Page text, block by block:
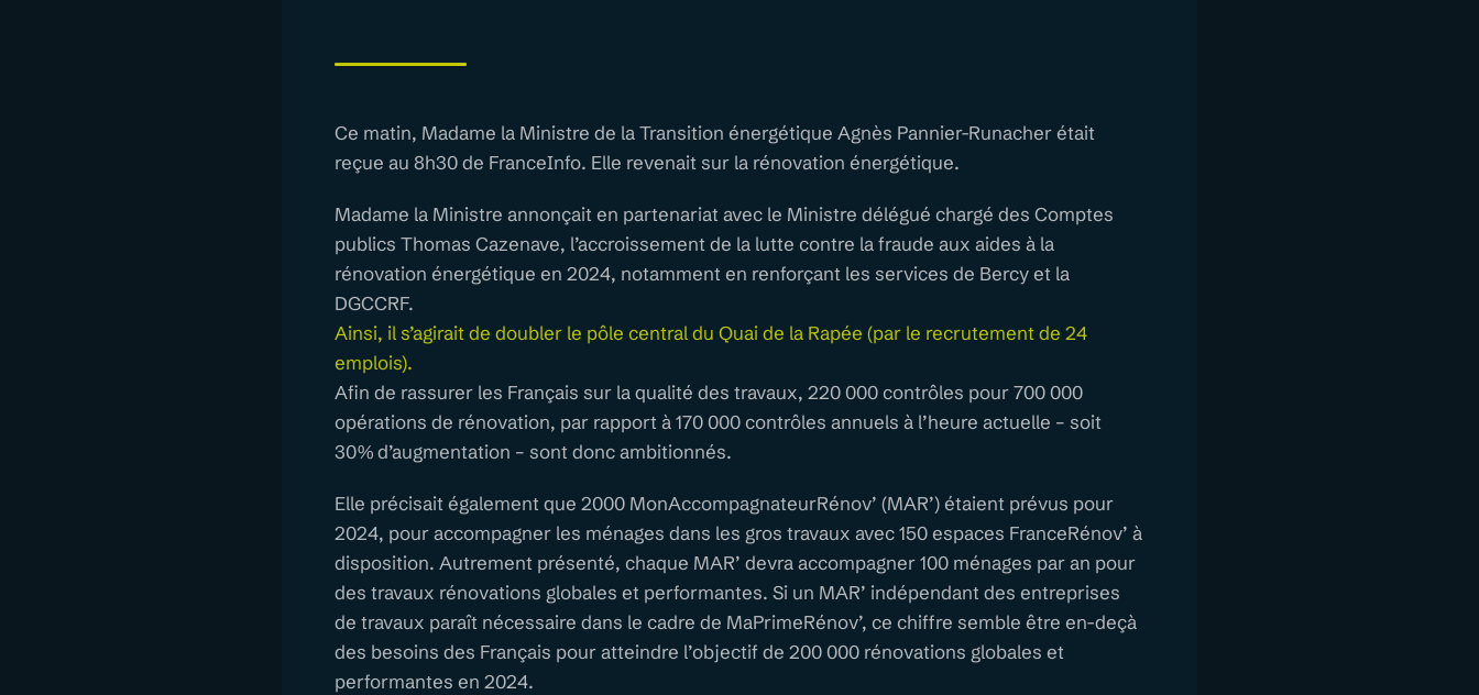
Ce matin, Madame la Ministre de la Transition énergétique Agnès Pannier-Runacher était
reçue au 8h30 de FranceInfo. Elle revenait sur la rénovation énergétique.
Madame la Ministre annonçait en partenariat avec le Ministre délégué chargé des Comptes
publics Thomas Cazenave, l’accroissement de la lutte contre la fraude aux aides à la
rénovation énergétique en 2024, notamment en renforçant les services de Bercy et la
DGCCRF.
Ainsi, il s’agirait de doubler le pôle central du Quai de la Rapée (par le recrutement de 24
emplois).
Afin de rassurer les Français sur la qualité des travaux, 220 000 contrôles pour 700 000
opérations de rénovation, par rapport à 170 000 contrôles annuels à l’heure actuelle – soit
30% d’augmentation – sont donc ambitionnés.
Elle précisait également que 2000 MonAccompagnateurRénov’ (MAR’) étaient prévus pour
2024, pour accompagner les ménages dans les gros travaux avec 150 espaces FranceRénov’ à
disposition. Autrement présenté, chaque MAR’ devra accompagner 100 ménages par an pour
des travaux rénovations globales et performantes. Si un MAR’ indépendant des entreprises
de travaux paraît nécessaire dans le cadre de MaPrimeRénov’, ce chiffre semble être en-deçà
des besoins des Français pour atteindre l’objectif de 200 000 rénovations globales et
performantes en 2024.